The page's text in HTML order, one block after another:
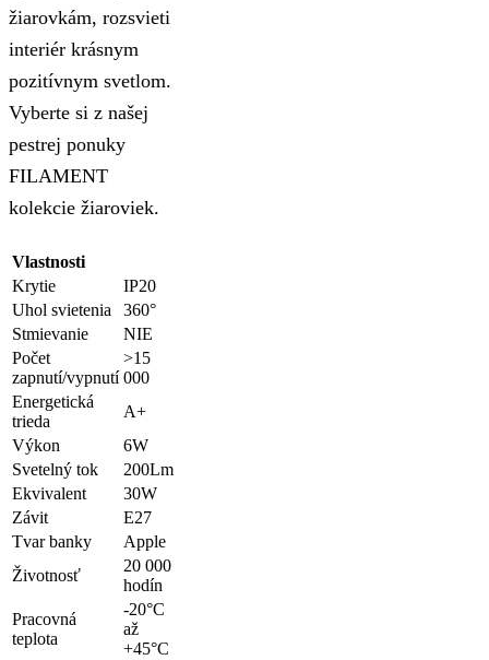
žiarovkám, rozsvieti
interiér krásnym
pozitívnym svetlom.
Vyberte si z našej
pestrej ponuky
FILAMENT
kolekcie žiaroviek.
Vlastnosti
Krytie
IP20
Uhol svietenia
360°
Stmievanie
NIE
Počet
zapnutí/vypnutí
>15
000
Energetická
trieda
A+
Výkon
6W
Svetelný tok
200Lm
Ekvivalent
30W
Závit
E27
Tvar banky
Apple
Životnosť
20 000
hodín
Pracovná
teplota
-20°C
až
+45°C